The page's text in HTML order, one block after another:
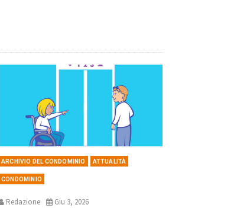
ARCHIVIO DEL CONDOMINIO ATTUALITÀ
CONDOMINIO
Redazione Giu 3, 2026